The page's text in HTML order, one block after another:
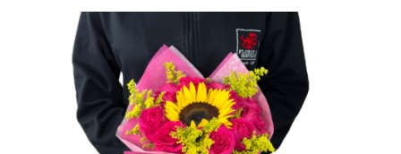
$320.00
through
$350.00